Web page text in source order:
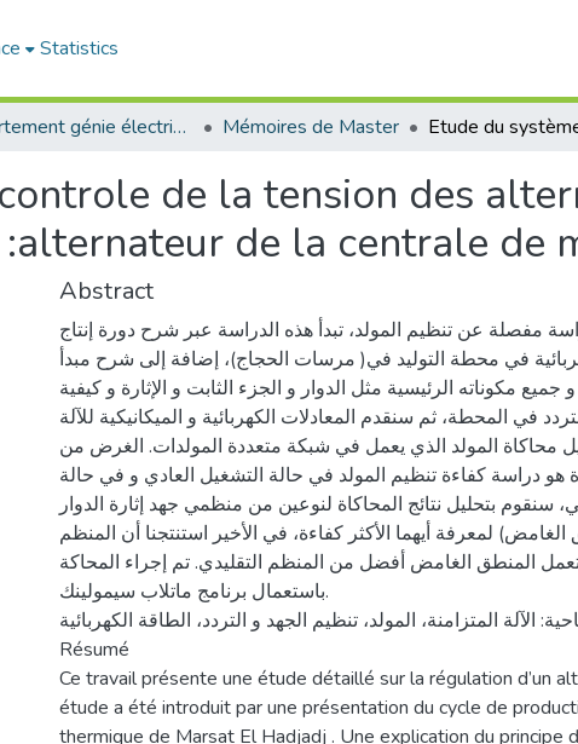
Statistics
Département génie électrique Mémoires de Master
de la tension des
de la centrale de
Abstract
مفصلة عن تنظيم المولد، تبدأ هذه الدراسة عبر شرح دورة إنتاج
في محطة التوليد في( مرسات الحجاج)، إضافة إلى شرح مبدأ
جميع مكوناته الرئيسية مثل الدوار و الجزء الثابت و الإثارة و كيفية
في المحطة، ثم سنقدم المعادلات الكهربائية و الميكانيكية للآلة
محاكاة المولد الذي يعمل في شبكة متعددة المولدات. الغرض من
هو دراسة كفاءة تنظيم المولد في حالة التشغيل العادي و في حالة
بتحليل نتائج المحاكاة لنوعين من منظمي جهد إثارة الدوار
الغامض) لمعرفة أيهما الأكثر كفاءة، في الأخير استنتجنا أن المنظم
المنطق الغامض أفضل من المنظم التقليدي. تم إجراء المحاكة
باستعمال برنامج ماتلاب سيمولينك.
الآلة المتزامنة، المولد، تنظيم الجهد و التردد، الطاقة الكهربائية.
Résumé
Ce travail présente une étude détaillé sur la régulation d’un
étude a été introduit par une présentation du cycle de
thermique de Marsat El Hadjadj . Une explication du principe